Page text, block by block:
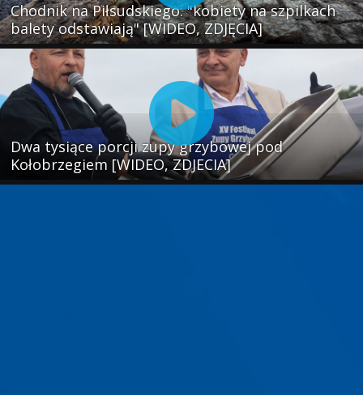
Chodnik na Piłsudskiego: "kobiety na szpilkach
balety odstawiają" [WIDEO, ZDJĘCIA]
Dwa tysiące porcji zupy grzybowej pod
Kołobrzegiem [WIDEO, ZDJECIA]